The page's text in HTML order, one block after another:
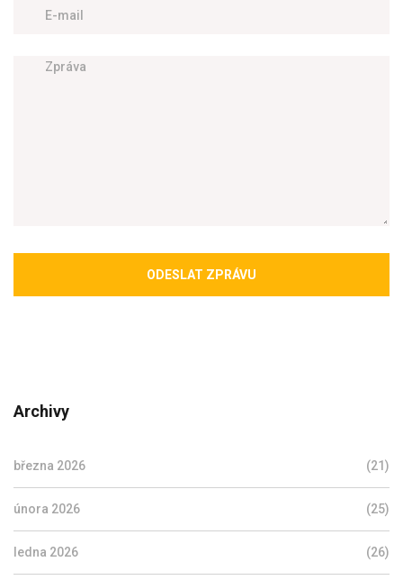
ODESLAT ZPRÁVU
Archivy
března 2026 (21)
února 2026 (25)
ledna 2026 (26)